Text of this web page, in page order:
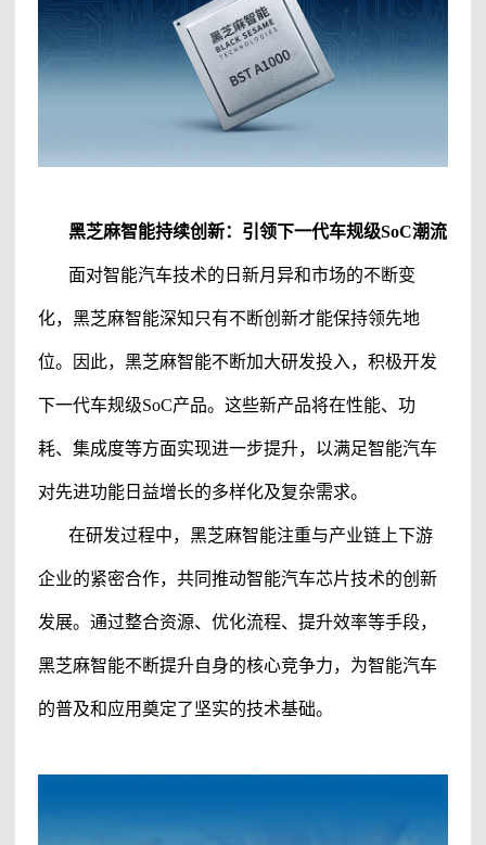
黑芝麻智能持续创新：引领下一代车规级SoC潮流
面对智能汽车技术的日新月异和市场的不断变
化， 黑芝麻智能深知只有不断创新才能保持领先地
位。因此， 黑芝麻智能不断加大研发投入，积极开发
下一代车规级SoC产品。这些新产品将在性能、功
耗、集成度等方面实现进一步提升，以满足智能汽车
对先进功能日益增长的多样化及复杂需求。
在研发过程中， 黑芝麻智能注重与产业链上下游
企业的紧密合作，共同推动智能汽车芯片技术的创新
发展。通过整合资源、优化流程、提升效率等手段，
黑芝麻智能不断提升自身的核心竞争力，为智能汽车
的普及和应用奠定了坚实的技术基础。